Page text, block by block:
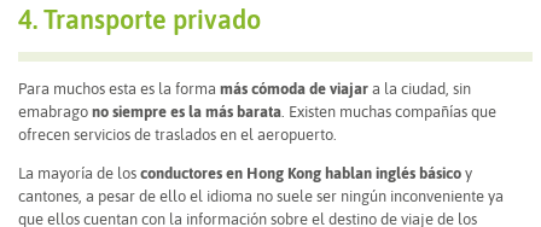
4. Transporte privado
Para muchos esta es la forma más cómoda de viajar a la ciudad, sin
emabrago no siempre es la más barata . Existen muchas compañías que
ofrecen servicios de traslados en el aeropuerto.
La mayoría de los conductores en Hong Kong hablan inglés básico y
cantones, a pesar de ello el idioma no suele ser ningún inconveniente ya
que ellos cuentan con la información sobre el destino de viaje de los